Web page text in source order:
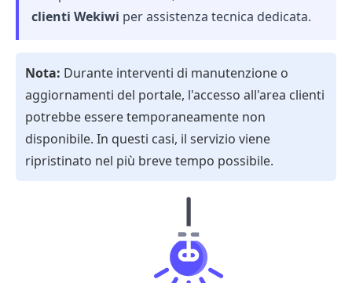
clienti Wekiwi per assistenza tecnica dedicata.
Nota: Durante interventi di manutenzione o
aggiornamenti del portale, l'accesso all'area clienti
potrebbe essere temporaneamente non
disponibile. In questi casi, il servizio viene
ripristinato nel più breve tempo possibile.